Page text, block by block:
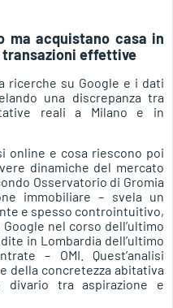
ma acquistano casa in
effettive
ricerche su Google e i dati
una discrepanza tra
reali a Milano e in
online e cosa riescono poi
dinamiche del mercato
Osservatorio di Gromia
immobiliare – svela un
e spesso controintuitivo,
nel corso dell’ultimo
in Lombardia dell’ultimo
– OMI. Quest’analisi
della concretezza abitativa
divario tra aspirazione e